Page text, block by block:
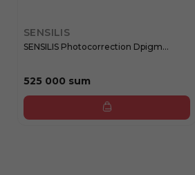
SENSILIS
SENSILIS Photocorrection Dpigm...
525 000 sum